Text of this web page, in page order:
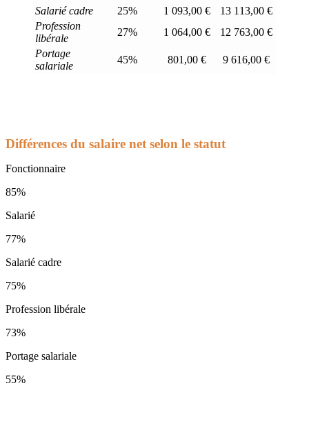
Salarié cadre
25% 1 093,00 €
13 113,00 €
Profession
libérale
27% 1 064,00 €
12 763,00 €
Portage
salariale
45% 801,00 € 9 616,00 €
Différences du salaire net selon le statut
Fonctionnaire
85%
Salarié
77%
Salarié cadre
75%
Profession libérale
73%
Portage salariale
55%